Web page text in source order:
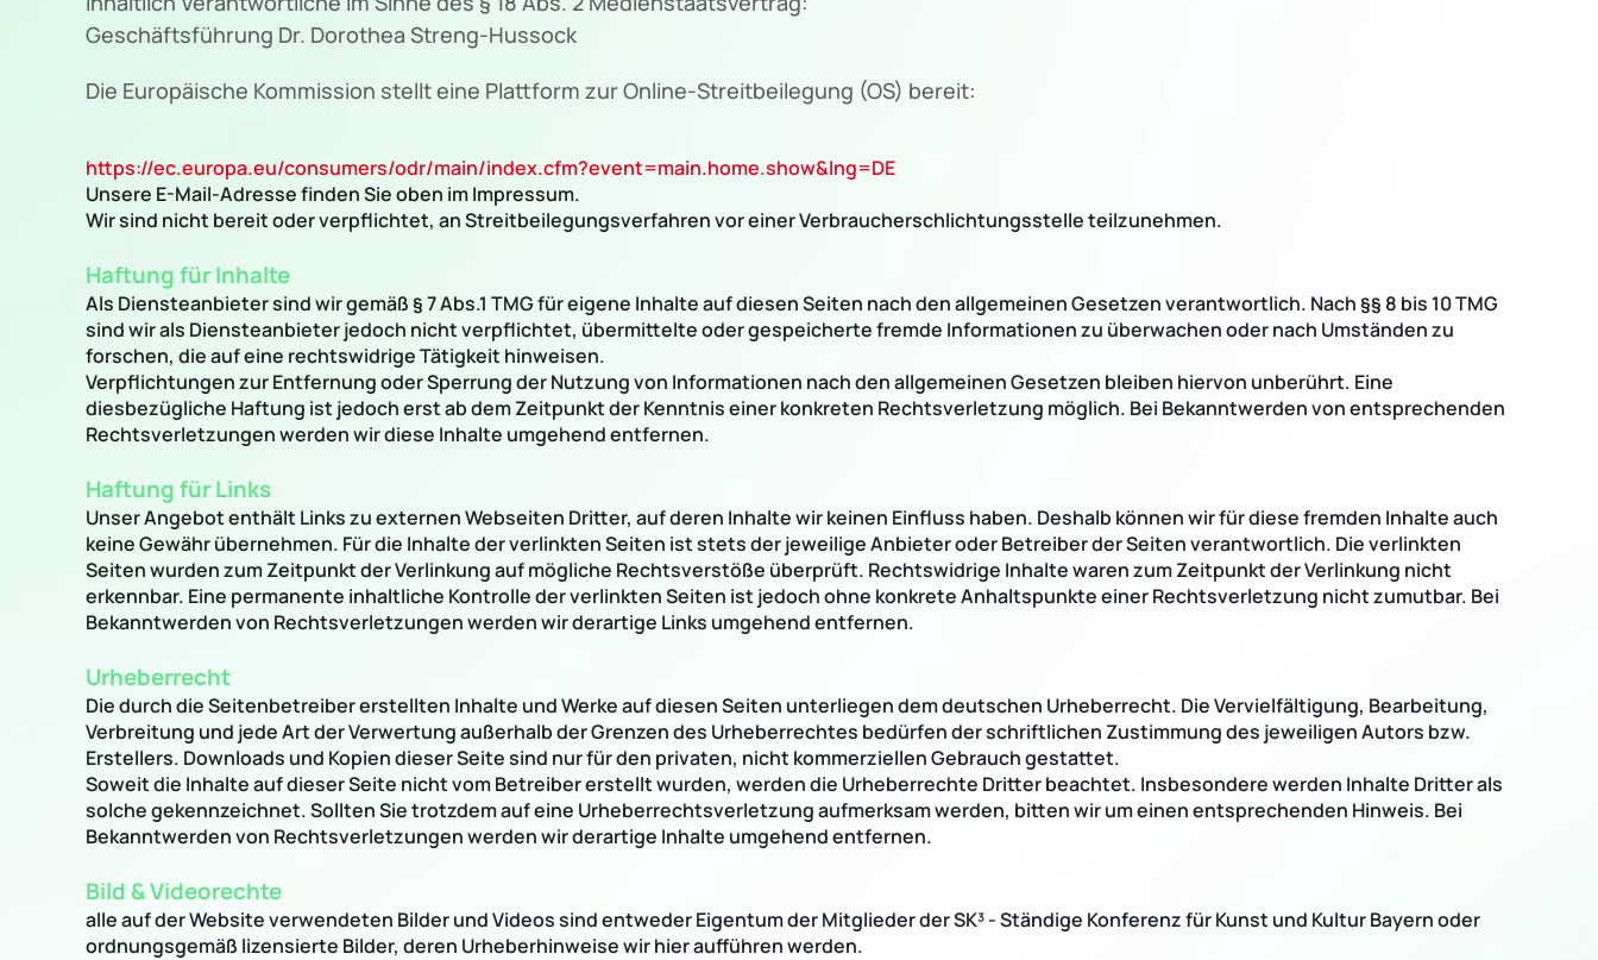
Geschäftsführung Dr. Dorothea Streng-Hussock
Die Europäische Kommission stellt eine Plattform zur Online-Streitbeilegung (OS) bereit:
https://ec.europa.eu/consumers/odr/main/index.cfm?event=main.home.show&lng=DE
Unsere E-Mail-Adresse finden Sie oben im Impressum.
Wir sind nicht bereit oder verpflichtet, an Streitbeilegungsverfahren vor einer Verbraucherschlichtungsstelle teilzunehmen.
Haftung für Inhalte
Als Diensteanbieter sind wir gemäß § 7 Abs.1 TMG für eigene Inhalte auf diesen Seiten nach den allgemeinen Gesetzen verantwortlich. Nach §§ 8 bis 10 TMG
sind wir als Diensteanbieter jedoch nicht verpflichtet, übermittelte oder gespeicherte fremde Informationen zu überwachen oder nach Umständen zu
forschen, die auf eine rechtswidrige Tätigkeit hinweisen.
Verpflichtungen zur Entfernung oder Sperrung der Nutzung von Informationen nach den allgemeinen Gesetzen bleiben hiervon unberührt. Eine
diesbezügliche Haftung ist jedoch erst ab dem Zeitpunkt der Kenntnis einer konkreten Rechtsverletzung möglich. Bei Bekanntwerden von entsprechenden
Rechtsverletzungen werden wir diese Inhalte umgehend entfernen.
Haftung für Links
Unser Angebot enthält Links zu externen Webseiten Dritter, auf deren Inhalte wir keinen Einfluss haben. Deshalb können wir für diese fremden Inhalte auch
keine Gewähr übernehmen. Für die Inhalte der verlinkten Seiten ist stets der jeweilige Anbieter oder Betreiber der Seiten verantwortlich. Die verlinkten
Seiten wurden zum Zeitpunkt der Verlinkung auf mögliche Rechtsverstöße überprüft. Rechtswidrige Inhalte waren zum Zeitpunkt der Verlinkung nicht
erkennbar. Eine permanente inhaltliche Kontrolle der verlinkten Seiten ist jedoch ohne konkrete Anhaltspunkte einer Rechtsverletzung nicht zumutbar. Bei
Bekanntwerden von Rechtsverletzungen werden wir derartige Links umgehend entfernen.
Urheberrecht
Die durch die Seitenbetreiber erstellten Inhalte und Werke auf diesen Seiten unterliegen dem deutschen Urheberrecht. Die Vervielfältigung, Bearbeitung,
Verbreitung und jede Art der Verwertung außerhalb der Grenzen des Urheberrechtes bedürfen der schriftlichen Zustimmung des jeweiligen Autors bzw.
Erstellers. Downloads und Kopien dieser Seite sind nur für den privaten, nicht kommerziellen Gebrauch gestattet.
Soweit die Inhalte auf dieser Seite nicht vom Betreiber erstellt wurden, werden die Urheberrechte Dritter beachtet. Insbesondere werden Inhalte Dritter als
solche gekennzeichnet. Sollten Sie trotzdem auf eine Urheberrechtsverletzung aufmerksam werden, bitten wir um einen entsprechenden Hinweis. Bei
Bekanntwerden von Rechtsverletzungen werden wir derartige Inhalte umgehend entfernen.
Bild & Videorechte
alle auf der Website verwendeten Bilder und Videos sind entweder Eigentum der Mitglieder der SK³ - Ständige Konferenz für Kunst und Kultur Bayern oder
ordnungsgemäß lizensierte Bilder, deren Urheberhinweise wir hier aufführen werden.